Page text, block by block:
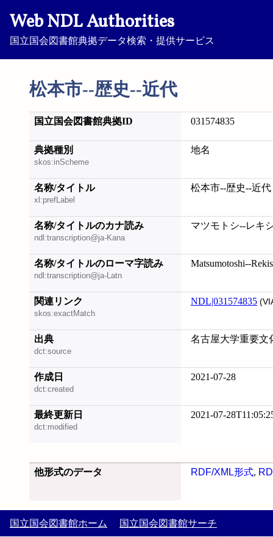
Web NDL Authorities
国立国会図書館典拠データ検索・提供サービス
松本市--歴史--近代
国立国会図書館典拠ID 031574835
典拠種別
skos:inScheme
地名
名称/タイトル
xl:prefLabel
松本市--歴史--近代
名称/タイトルのカナ読み
ndl:transcription@ja-Kana
マツモトシ--レキ
名称/タイトルのローマ字読み
ndl:transcription@ja-Latn
Matsumotoshi--
関連リンク
skos:exactMatch
NDL|031574835
出典
dct:source
名古屋大学重要文
作成日
dct:created
2021-07-28
最終更新日
dct:modified
2021-07-
他形式のデータ RDF/XML形式,
国立国会図書館ホーム 国立国会図書館サーチ